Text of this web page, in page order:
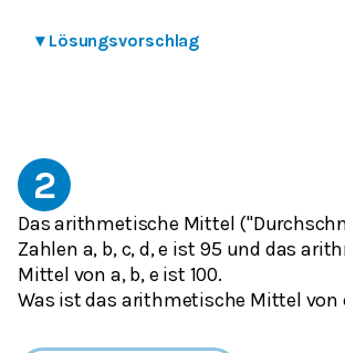
▾ Lösungsvorschlag
2
Das arithmetische Mittel
Zahlen a, b, c, d, e ist 95 und das
Mittel von a, b, e ist 100.
Was ist das arithmetische Mittel von